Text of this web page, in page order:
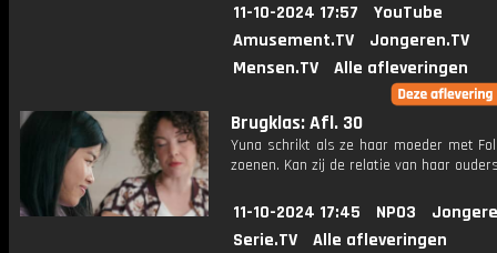
11-10-2024 17:57
YouTube
Amusement.TV
Jongeren.TV
Mensen.TV
Alle afleveringen
Brugklas: Afl. 30
Yuna schrikt als ze haar moeder met
zoenen. Kan zij de relatie van haar
11-10-2024 17:45 NPO3
Serie.TV
Alle afleveringen